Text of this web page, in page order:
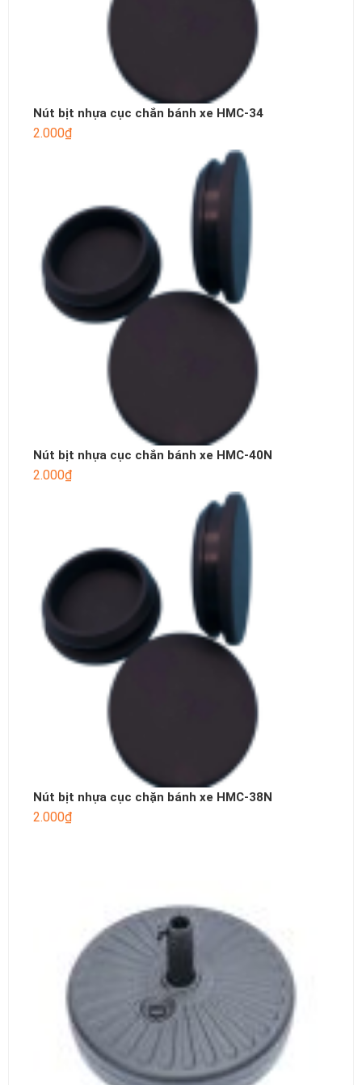
Nút bịt nhựa cục chắn bánh xe HMC-34
2.000₫
Nút bịt nhựa cục chắn bánh xe HMC-40N
2.000₫
Nút bịt nhựa cục chặn bánh xe HMC-38N
2.000₫